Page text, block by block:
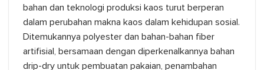
bahan dan teknologi produksi kaos turut berperan
dalam perubahan makna kaos dalam kehidupan sosial.
Ditemukannya polyester dan bahan-bahan fiber
artifisial, bersamaan dengan diperkenalkannya bahan
drip-dry untuk pembuatan pakaian, penambahan